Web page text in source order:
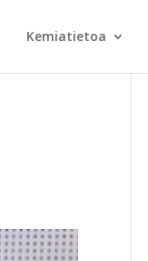
Kemiatietoa